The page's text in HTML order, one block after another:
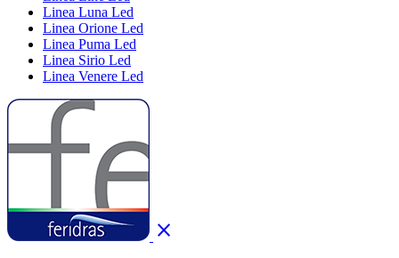
Linea Luna Led
Linea Orione Led
Linea Puma Led
Linea Sirio Led
Linea Venere Led
close